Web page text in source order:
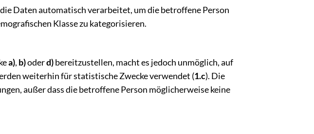
Daten automatisch verarbeitet, um die betroffene Person
Klasse zu kategorisieren.
a), b)oderd)bereitzustellen, macht es jedoch unmöglich, auf
weiterhin für statistische Zwecke verwendet (1.c). Die
außer dass die betroffene Person möglicherweise keine